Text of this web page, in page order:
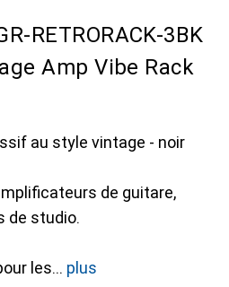
RETRORACK-3BK
Amp Vibe Rack
au style vintage - noir
de guitare,
de studio.
les plus